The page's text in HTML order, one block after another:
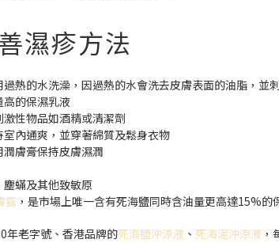
濕疹方法
過熱的水洗澡，因過熱的水會洗去皮膚表面的油脂，並
高的保濕乳液
性物品如酒精或清潔劑
室內通爽，並穿著綿質及鬆身衣物
膚膏保持皮膚濕潤
塵蟎及其他致敏原
露 ，是市場上唯一含有死海鹽同時含油量更高達15%
年老字號、香港品牌的死海鹽沖涼液 、 死海泥沖涼液 ，